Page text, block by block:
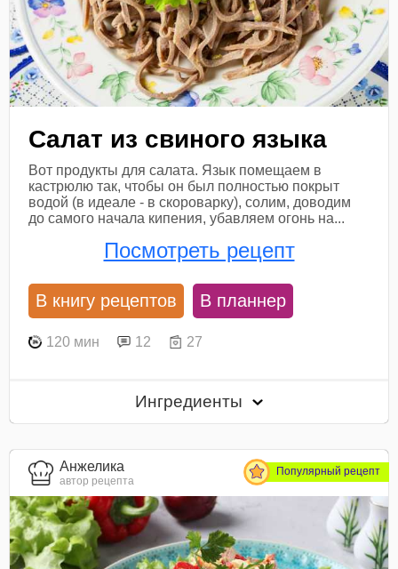
Салат из свиного языка
Вот продукты для салата. Язык помещаем в
кастрюлю так, чтобы он был полностью покрыт
водой (в идеале - в скороварку), солим, доводим
до самого начала кипения, убавляем огонь на...
Посмотреть рецепт
В книгу рецептов В планнер
120 мин 12 27
Ингредиенты
Анжелика
автор рецепта
Популярный рецепт